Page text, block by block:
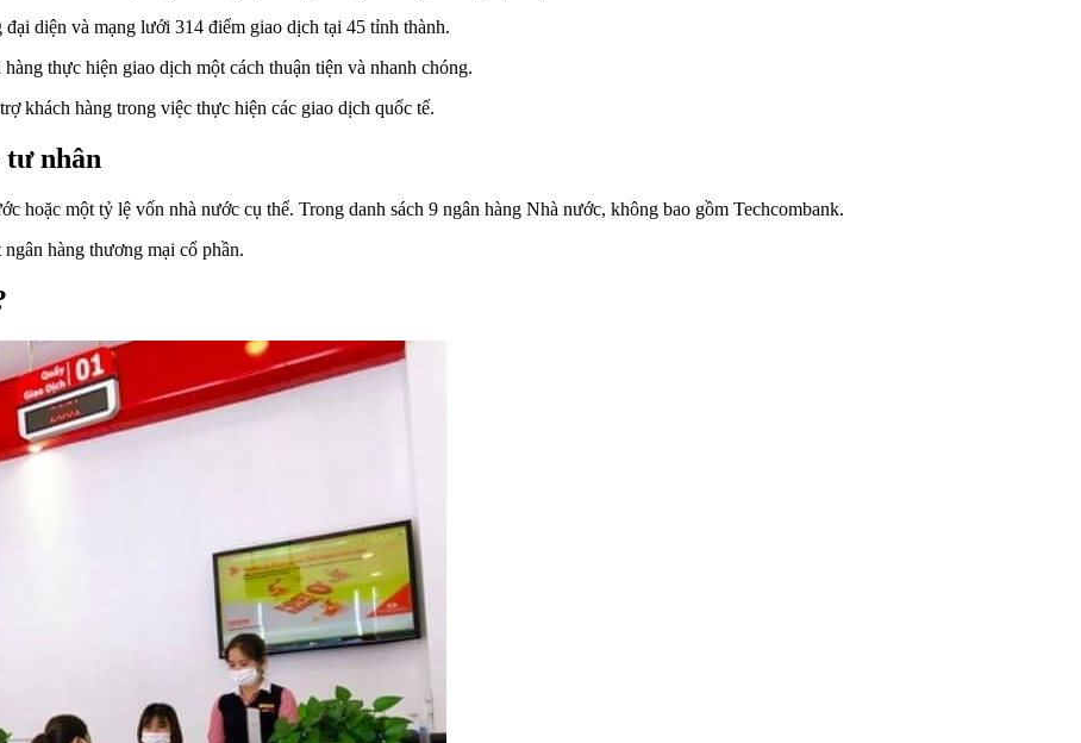
diện và mạng lưới 314 điểm giao dịch tại 45 tỉnh thành.
thực hiện giao dịch một cách thuận tiện và nhanh chóng.
khách hàng trong việc thực hiện các giao dịch quốc tế.
tư nhân
hoặc một tỷ lệ vốn nhà nước cụ thể. Trong danh sách 9 ngân hàng Nhà nước, không bao gồm Techcombank.
hàng thương mại cổ phần.